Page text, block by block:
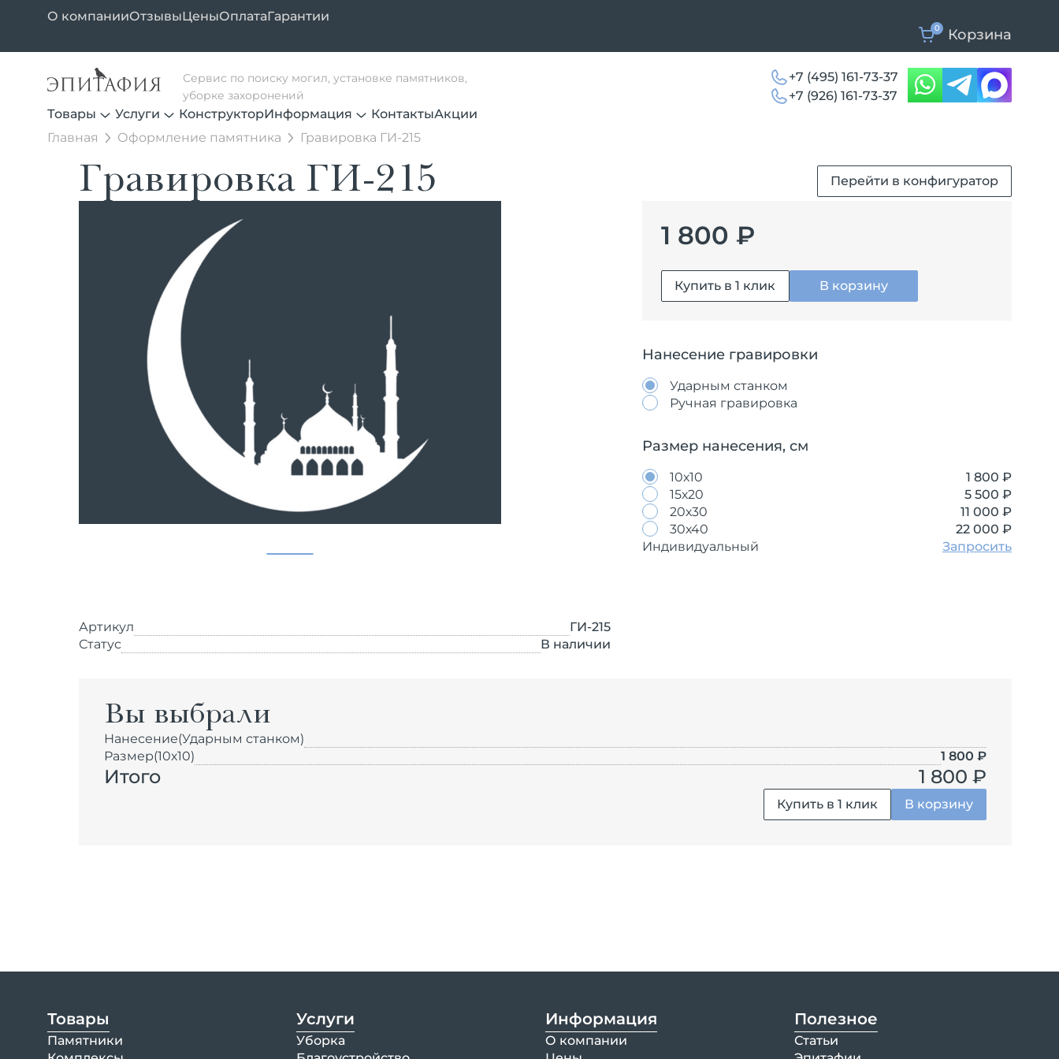
О компанииОтзывыЦеныОплатаГарантии
0 Корзина
Сервис по поиску могил, установке памятников,
уборке захоронений
+7 (495) 161-73-37
+7 (926) 161-73-37
Товары
Услуги КонструкторИнформация КонтактыАкции
Главная
Оформление памятника Гравировка ГИ-215
Гравировка ГИ-215 Перейти в конфигуратор
Артикул
ГИ-215
Статус
В наличии
1 800 ₽
Купить в 1 клик В корзину
Нанесение гравировки
Ударным станком
Ручная гравировка
Размер нанесения, см
10х10
1 800 ₽
15х20
5 500 ₽
20х30
11 000 ₽
30х40
22 000 ₽
Индивидуальный
Запросить
Вы выбрали
Нанесение(Ударным станком)
Размер(10х10) 1 800 ₽
Итого 1 800 ₽
Купить в 1 клик В корзину
Товары
Памятники
Услуги
Уборка
Информация
О компании
Полезное
Статьи